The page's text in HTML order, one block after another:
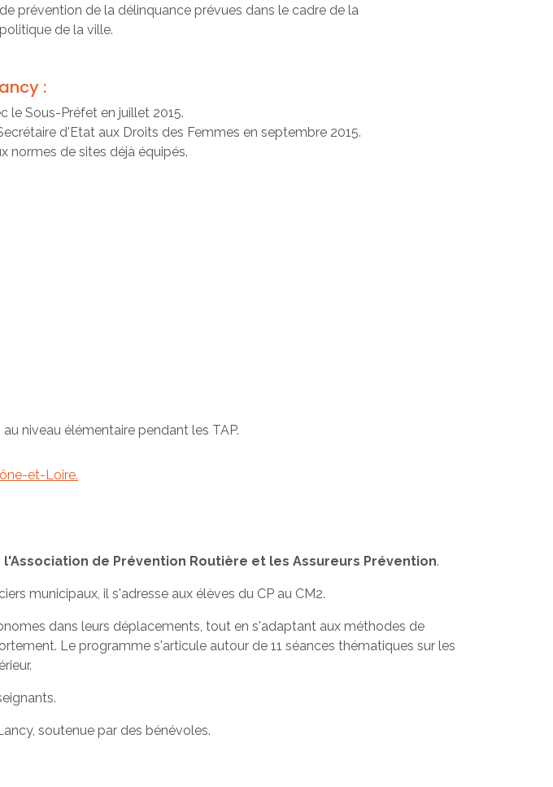
prévention de la délinquance prévues dans le cadre de la
de la ville.
:
le Sous-Préfet en juillet 2015.
d'Etat aux Droits des Femmes en septembre 2015.
normes de sites déjà équipés.
niveau élémentaire pendant les TAP.
et-Loire.
de Prévention Routière et les Assureurs Prévention.
municipaux, il s'adresse aux élèves du CP au CM2.
dans leurs déplacements, tout en s'adaptant aux méthodes de
Le programme s'articule autour de 11 séances thématiques sur les
soutenue par des bénévoles.